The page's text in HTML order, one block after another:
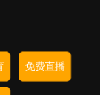
免费直播